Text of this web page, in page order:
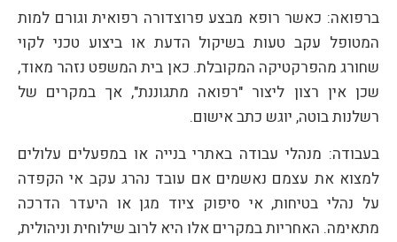
ברפואה: כאשר רופא מבצע פרוצדורה רפואית וגורם למות
המטופל עקב טעות בשיקול הדעת או ביצוע טכני לקוי
שחורג מהפרקטיקה המקובלת. כאן בית המשפט נזהר מאוד,
שכן אין רצון ליצור "רפואה מתגוננת", אך במקרים של
רשלנות בוטה, יוגש כתב אישום.
בעבודה: מנהלי עבודה באתרי בנייה או במפעלים עלולים
למצוא את עצמם נאשמים אם עובד נהרג עקב אי הקפדה
על נהלי בטיחות, אי סיפוק ציוד מגן או היעדר הדרכה
מתאימה. האחריות במקרים אלו היא לרוב שילוחית וניהולית,